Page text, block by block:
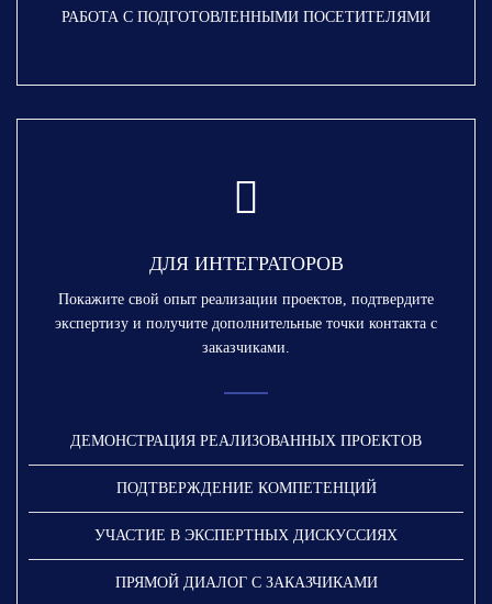
РАБОТА С ПОДГОТОВЛЕННЫМИ ПОСЕТИТЕЛЯМИ
ДЛЯ ИНТЕГРАТОРОВ
Покажите свой опыт реализации проектов, подтвердите
экспертизу и получите дополнительные точки контакта с
заказчиками.
ДЕМОНСТРАЦИЯ РЕАЛИЗОВАННЫХ ПРОЕКТОВ
ПОДТВЕРЖДЕНИЕ КОМПЕТЕНЦИЙ
УЧАСТИЕ В ЭКСПЕРТНЫХ ДИСКУССИЯХ
ПРЯМОЙ ДИАЛОГ С ЗАКАЗЧИКАМИ